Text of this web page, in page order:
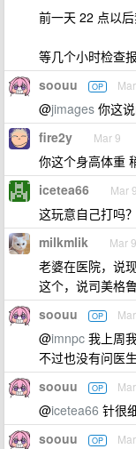
前一天 22 点以
等几个小时检查
soouu OP
@jimages 你这
fire2y Mar 9
你这个身高体重
icetea66 Mar 9
这玩意自己打吗
milkmlik Mar 9
老婆在医院，说
这个，说司美格
soouu OP
@imnpc 我上周
不过也没有问医生
soouu OP
@icetea66 针很
soouu OP